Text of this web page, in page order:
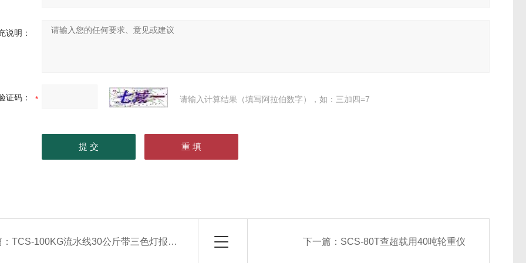
说明：
证码： 请输入计算结果（填写阿拉伯数字），如：三加四=7
：TCS-100KG流水线30公斤带三色灯报警滚筒电子秤 100kg上下限报警辊筒称 下一篇： SCS-80T查超载用40吨轮重仪